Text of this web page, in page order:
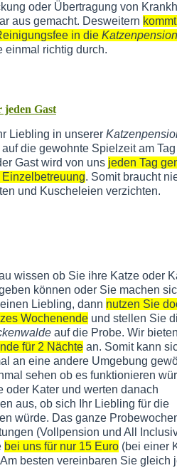
oder Übertragung von
aus gemacht. Desweitern
in die Katzenpension
einmal richtig durch.
jeden Gast
Liebling in unserer
auf die gewohnte Spielzeit am
Gast wird von uns jeden Tag
. Somit braucht
und Kuscheleien verzichten.
wissen ob Sie ihre Katze oder
können oder Sie machen
Liebling, dann nutzen Sie
Wochenende und stellen Sie
auf die Probe. Wir
für 2 Nächte an. Somit kann
an eine andere Umgebung
sehen ob es funktionieren
oder Kater und werten danach
aus, ob sich Ihr Liebling für die
würde. Das ganze
(Vollpension und All
bei uns für nur 15 Euro (bei einer
besten vereinbaren Sie gleich